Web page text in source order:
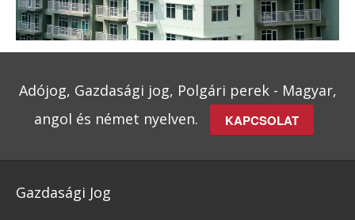
Adójog, Gazdasági jog, Polgári perek - Magyar,
angol és német nyelven.
KAPCSOLAT
Gazdasági Jog